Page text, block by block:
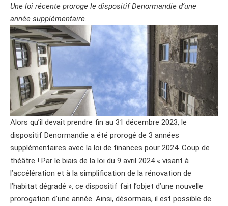
Une loi récente proroge le dispositif Denormandie d’une
année supplémentaire.
Alors qu’il devait prendre fin au 31 décembre 2023, le
dispositif Denormandie a été prorogé de 3 années
supplémentaires avec la loi de finances pour 2024. Coup de
théâtre ! Par le biais de la loi du 9 avril 2024 « visant à
l’accélération et à la simplification de la rénovation de
l’habitat dégradé », ce dispositif fait l’objet d’une nouvelle
prorogation d’une année. Ainsi, désormais, il est possible de